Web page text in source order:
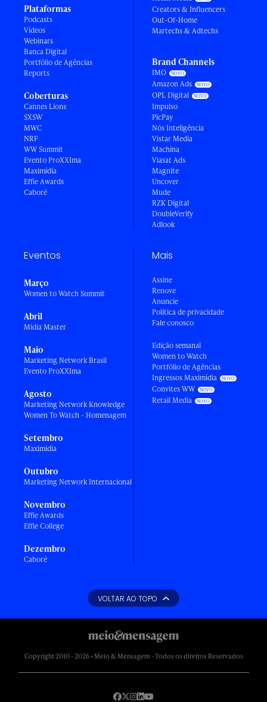
Plataformas
Podcasts
Vídeos
Webinars
Banca Digital
Portfólio de Agências
Reports
Coberturas
Cannes Lions
SXSW
MWC
NRF
WW Summit
Evento ProXXIma
Maximídia
Effie Awards
Caboré
Creators & Influencers
Out-Of-Home
Martechs & Adtechs
Brand Channels
IMO
Amazon Ads
OPL Digital
Impulso
PicPay
Nós Inteligência
Vistar Media
Machina
Viasat Ads
Magnite
Uncover
Mude
RZK Digital
DoubleVerify
Adlook
Eventos
Março
Women to Watch Summit
Abril
Mídia Master
Maio
Marketing Network Brasil
Evento ProXXIma
Agosto
Marketing Network Knowledge
Women To Watch - Homenagem
Setembro
Maximídia
Outubro
Marketing Network Internacional
Novembro
Effie Awards
Effie College
Dezembro
Caboré
Mais
Assine
Renove
Anuncie
Política de privacidade
Fale conosco
Edição semanal
Women to Watch
Portfólio de Agências
Ingressos Maximídia
Convites WW
Retail Media
VOLTAR AO TOPO
Copyright 2010 - 2026 • Meio & Mensagem - Todos os direitos Reservados